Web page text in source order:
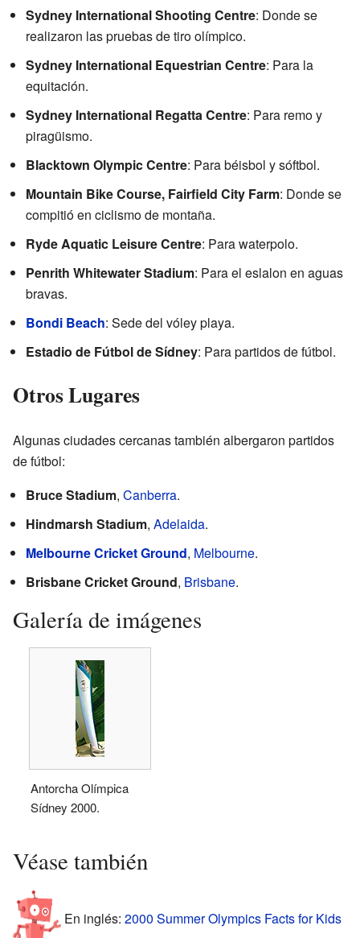
Sydney International Shooting Centre: Donde se
realizaron las pruebas de tiro olímpico.
Sydney International Equestrian Centre: Para la
equitación.
Sydney International Regatta Centre: Para remo y
piragüismo.
Blacktown Olympic Centre: Para béisbol y sóftbol.
Mountain Bike Course, Fairfield City Farm: Donde se
compitió en ciclismo de montaña.
Ryde Aquatic Leisure Centre: Para waterpolo.
Penrith Whitewater Stadium: Para el eslalon en aguas
bravas.
Bondi Beach: Sede del vóley playa.
Estadio de Fútbol de Sídney: Para partidos de fútbol.
Otros Lugares
Algunas ciudades cercanas también albergaron partidos
de fútbol:
Bruce Stadium, Canberra.
Hindmarsh Stadium, Adelaida.
Melbourne Cricket Ground, Melbourne.
Brisbane Cricket Ground, Brisbane.
Galería de imágenes
Antorcha Olímpica
Sídney 2000.
Véase también
En inglés: 2000 Summer Olympics Facts for Kids